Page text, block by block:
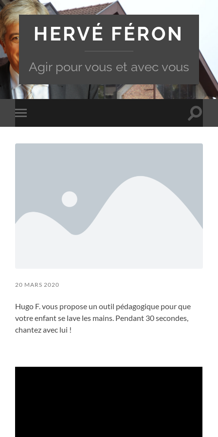
HERVÉ FÉRON
Agir pour vous et avec vous
Toggle
mobile
Toggle
20 MARS 2020
Hugo F. vous propose un outil pédagogique pour que
votre enfant se lave les mains. Pendant 30 secondes,
chantez avec lui !